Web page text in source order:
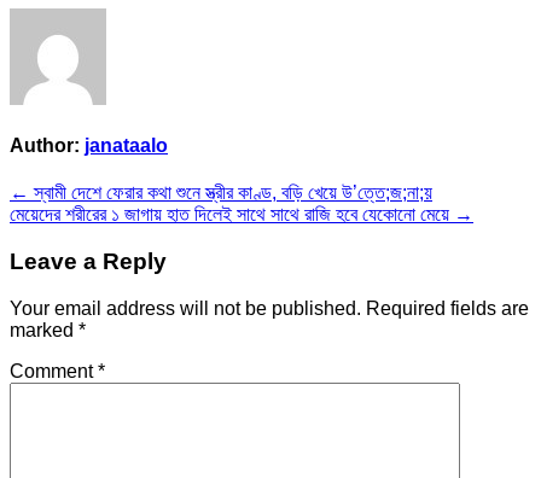
Author: janataalo
Post
navigation
← স্বামী দেশে ফেরার কথা শুনে স্ত্রীর কাণ্ড, বড়ি খেয়ে উ’ত্তে;জ;না;য়
মেয়েদের শরীরের ১ জাগায় হাত দিলেই সাথে সাথে রাজি হবে যেকোনো মেয়ে →
Leave a Reply
Your email address will not be published. Required fields are
marked *
Comment*